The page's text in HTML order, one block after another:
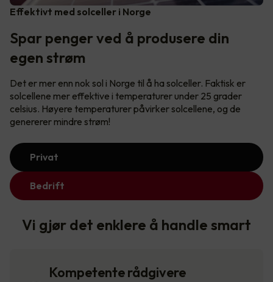
Effektivt med solceller i Norge
Spar penger ved å produsere din
egen strøm
Det er mer enn nok sol i Norge til å ha solceller. Faktisk er
solcellene mer effektive i temperaturer under 25 grader
celsius. Høyere temperaturer påvirker solcellene, og de
genererer mindre strøm!
Privat
Bedrift
Vi gjør det enklere å handle smart
Kompetente rådgivere